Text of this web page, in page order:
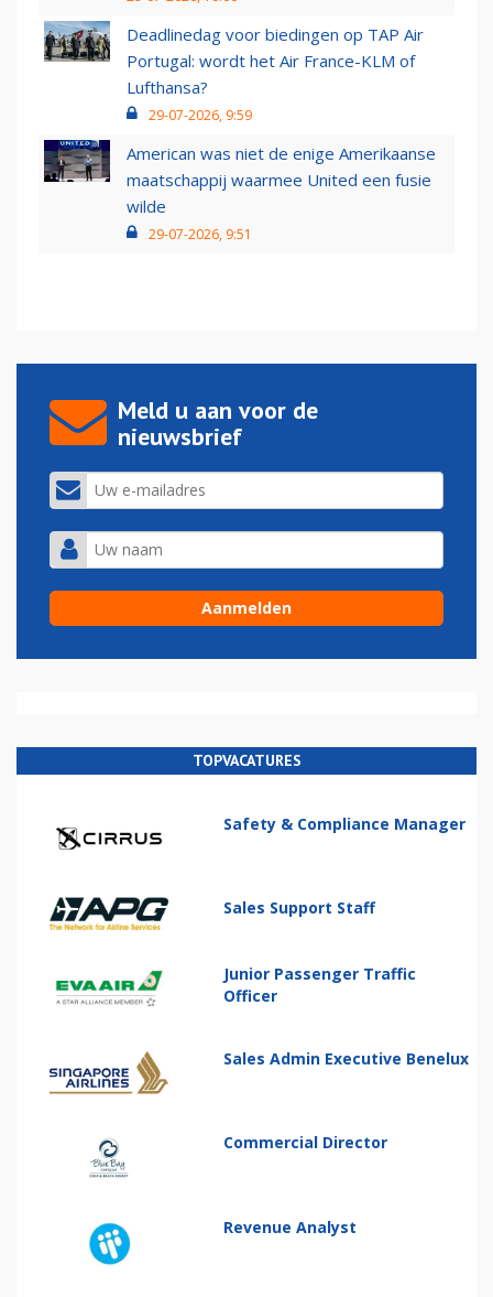
Deadlinedag voor biedingen op TAP Air
Portugal: wordt het Air France-KLM of
Lufthansa?
29-07-2026, 9:59
American was niet de enige Amerikaanse
maatschappij waarmee United een fusie
wilde
29-07-2026, 9:51
Meld u aan voor de
nieuwsbrief
TOPVACATURES
Safety & Compliance Manager
Sales Support Staff
Junior Passenger Traffic
Officer
Sales Admin Executive Benelux
Commercial Director
Revenue Analyst